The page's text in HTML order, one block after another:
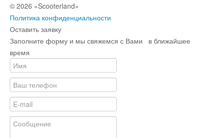
© 2026 «Scooterland»
Политика конфиденциальности
Оставить заявку
Заполните форму и мы свяжемся с Вами в ближайшее
время